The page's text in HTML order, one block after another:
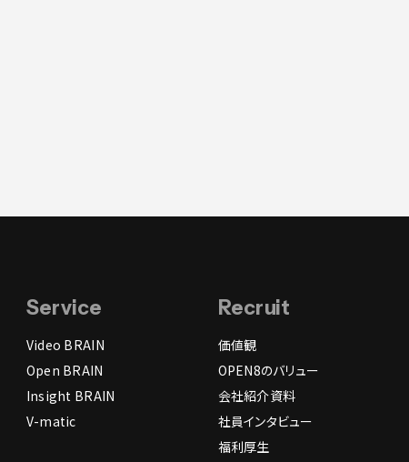
Service
Video BRAIN
Open BRAIN
Insight BRAIN
V-matic
Recruit
価値観
OPEN8のバリュー
会社紹介資料
社員インタビュー
福利厚生